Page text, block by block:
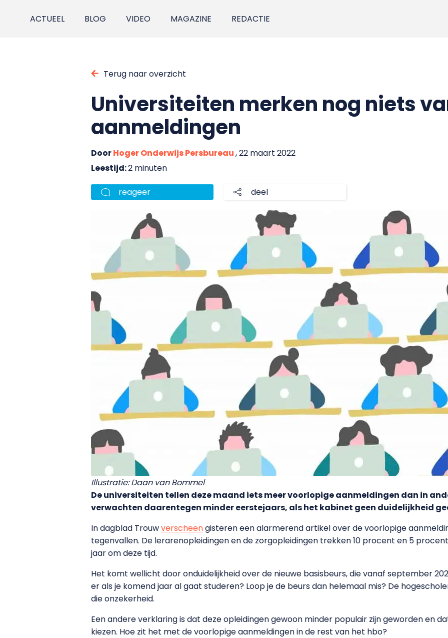
ACTUEEL BLOG VIDEO MAGAZINE REDACTIE
Terug naar overzicht
Universiteiten merken nog niets
aanmeldingen
DoorHoger Onderwijs Persbureau, 22 maart 2022
Leestijd:2 minuten
reageer deel
Illustratie: Daan van Bommel
De universiteiten tellen deze maand iets meer voorlopige aanmeldingen dan in
verwachten daarentegen minder eerstejaars, als het kabinet geen duidelijkheid
In dagblad Trouwverscheengisteren een alarmerend artikel over de voorlopige
tegenvallen. De lerarenopleidingen en de zorgopleidingen trekken 10 procent en 5
jaar om deze tijd.
Het komt wellicht door onduidelijkheid over de nieuwe basisbeurs, die vanaf september
er als je komend jaar al gaat studeren? Loop je de beurs dan helemaal mis? De
die onzekerheid.
Een andere verklaring is dat deze opleidingen gewoon minder populair zijn geworden en
kiezen. Hoe zit het met de voorlopige aanmeldingen in de rest van het hbo?